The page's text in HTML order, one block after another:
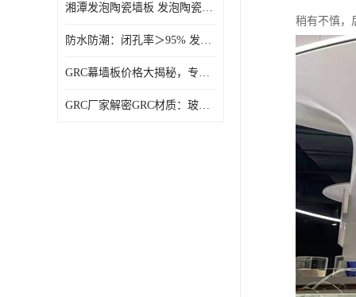
湘潭发泡陶瓷墙板 发泡陶瓷装饰构件 轻质高强：密度低但抗压强度高
防水防潮：闭孔率＞95% 发泡陶瓷装饰构件 南阳发泡陶瓷厂家
GRC幕墙板价格大揭秘，专业厂家报价助您轻松掌控预算
GRC厂家解密GRC材质：玻璃纤维与水泥复合，创新建筑新选择
稍有不慎，